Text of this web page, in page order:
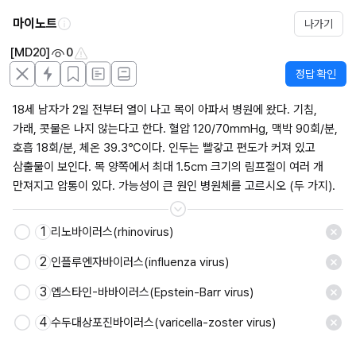
마이노트 나가기
[MD20] 0
정답 확인
18세 남자가 2일 전부터 열이 나고 목이 아파서 병원에 왔다. 기침,
가래, 콧물은 나지 않는다고 한다. 혈압 120/70mmHg, 맥박 90회/분,
호흡 18회/분, 체온 39.3℃이다. 인두는 빨갛고 편도가 커져 있고
삼출물이 보인다. 목 양쪽에서 최대 1.5cm 크기의 림프절이 여러 개
만져지고 압통이 있다. 가능성이 큰 원인 병원체를 고르시오 (두 가지).
저장
1 리노바이러스(rhinovirus)
2 인플루엔자바이러스(influenza virus)
3 엡스타인-바바이러스(Epstein-Barr virus)
4 수두대상포진바이러스(varicella-zoster virus)